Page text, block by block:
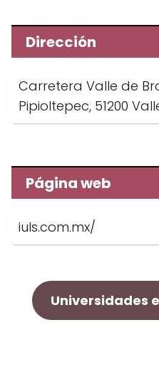
Dirección
Carretera Valle de
Pipioltepec, 51200
Página web
iuls.com.mx/
Universidades